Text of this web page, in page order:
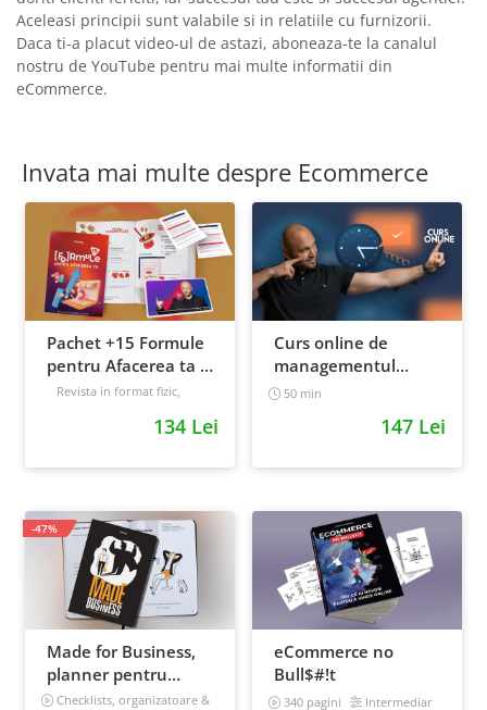
Aceleasi principii sunt valabile si in relatiile cu furnizorii.
Daca ti-a placut video-ul de astazi, aboneaza-te la canalul
nostru de YouTube pentru mai multe informatii din
eCommerce.
Invata mai multe despre Ecommerce
Pachet +15 Formule
pentru Afacerea ta +
Prompt-uri dedicate
Revista in format fizic,
134 Lei
Curs online de
managementul
timpului: cum sa
50 min
147 Lei
Made for Business,
planner pentru
afaceri & viata,
Checklists, organizatoare &
-47%
eCommerce no
Bull$#!t
340 pagini Intermediar